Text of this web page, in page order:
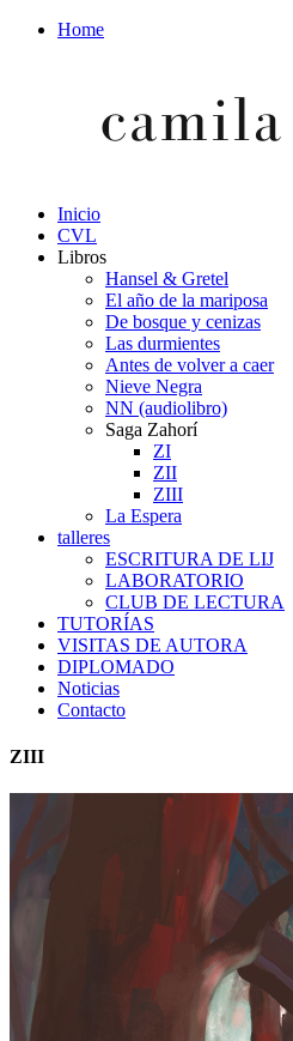
Home
Inicio
CVL
Libros
Hansel & Gretel
El año de la mariposa
De bosque y cenizas
Las durmientes
Antes de volver a caer
Nieve Negra
NN (audiolibro)
Saga Zahorí
ZI
ZII
ZIII
La Espera
talleres
ESCRITURA DE LIJ
LABORATORIO
CLUB DE LECTURA
TUTORÍAS
VISITAS DE AUTORA
DIPLOMADO
Noticias
Contacto
ZIII